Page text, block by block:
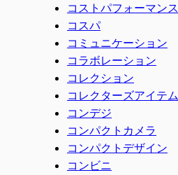
コストパフォーマンス
コスパ
コミュニケーション
コラボレーション
コレクション
コレクターズアイテム
コンデジ
コンパクトカメラ
コンパクトデザイン
コンビニ